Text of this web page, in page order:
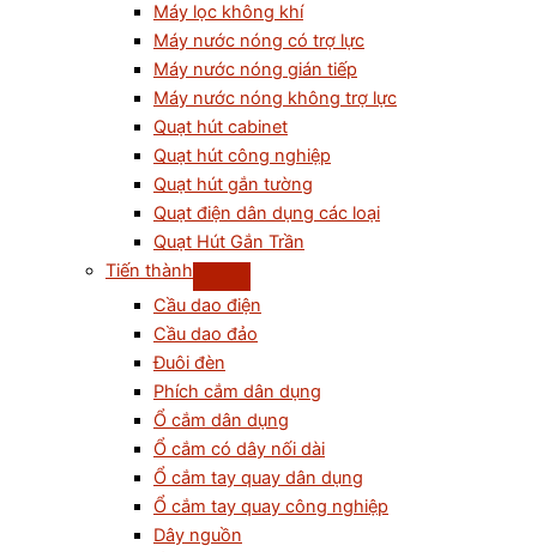
Máy lọc không khí
Máy nước nóng có trợ lực
Máy nước nóng gián tiếp
Máy nước nóng không trợ lực
Quạt hút cabinet
Quạt hút công nghiệp
Quạt hút gắn tường
Quạt điện dân dụng các loại
Quạt Hút Gắn Trần
Tiến thành
Cầu dao điện
Cầu dao đảo
Đuôi đèn
Phích cắm dân dụng
Ổ cắm dân dụng
Ổ cắm có dây nối dài
Ổ cắm tay quay dân dụng
Ổ cắm tay quay công nghiệp
Dây nguồn